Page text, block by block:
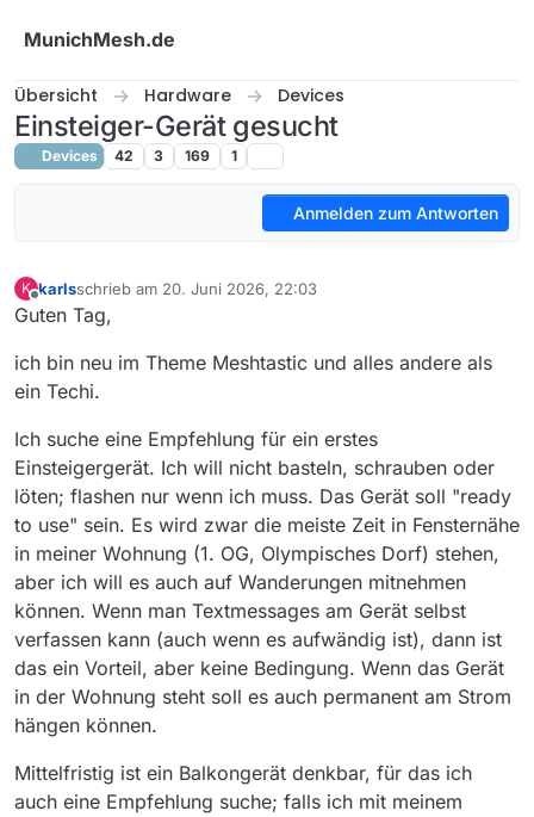
MunichMesh.de
Übersicht Hardware Devices
Einsteiger-Gerät gesucht
Devices 42 3 169 1
Anmelden zum Antworten
K
Offline
karlsschrieb am 20. Juni 2026, 22:03
zuletzt editiert von
Guten Tag,
ich bin neu im Theme Meshtastic und alles andere als
ein Techi.
Ich suche eine Empfehlung für ein erstes
Einsteigergerät. Ich will nicht basteln, schrauben oder
löten; flashen nur wenn ich muss. Das Gerät soll "ready
to use" sein. Es wird zwar die meiste Zeit in Fensternähe
in meiner Wohnung (1. OG, Olympisches Dorf) stehen,
aber ich will es auch auf Wanderungen mitnehmen
können. Wenn man Textmessages am Gerät selbst
verfassen kann (auch wenn es aufwändig ist), dann ist
das ein Vorteil, aber keine Bedingung. Wenn das Gerät
in der Wohnung steht soll es auch permanent am Strom
hängen können.
Mittelfristig ist ein Balkongerät denkbar, für das ich
auch eine Empfehlung suche; falls ich mit meinem